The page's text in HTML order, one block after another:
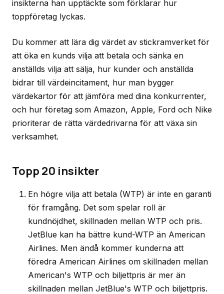
insikterna han upptäckte som förklarar hur
toppföretag lyckas.
Du kommer att lära dig värdet av stickramverket för
att öka en kunds vilja att betala och sänka en
anställds vilja att sälja, hur kunder och anställda
bidrar till värdeincitament, hur man bygger
värdekartor för att jämföra med dina konkurrenter,
och hur företag som Amazon, Apple, Ford och Nike
prioriterar de rätta värdedrivarna för att växa sin
verksamhet.
Topp 20 insikter
En högre vilja att betala (WTP) är inte en garanti
för framgång. Det som spelar roll är
kundnöjdhet, skillnaden mellan WTP och pris.
JetBlue kan ha bättre kund-WTP än American
Airlines. Men ändå kommer kunderna att
föredra American Airlines om skillnaden mellan
American's WTP och biljettpris är mer än
skillnaden mellan JetBlue's WTP och biljettpris.